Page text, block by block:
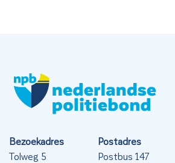
Bezoekadres
Tolweg 5
Postadres
Postbus 147